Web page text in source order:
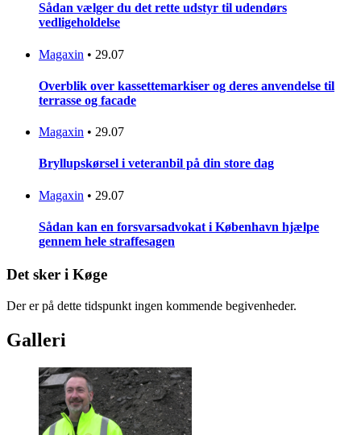
Sådan vælger du det rette udstyr til udendørs
vedligeholdelse
Magaxin • 29.07
Overblik over kassettemarkiser og deres anvendelse til
terrasse og facade
Magaxin • 29.07
Bryllupskørsel i veteranbil på din store dag
Magaxin • 29.07
Sådan kan en forsvarsadvokat i København hjælpe
gennem hele straffesagen
Det sker i Køge
Der er på dette tidspunkt ingen kommende begivenheder.
Galleri